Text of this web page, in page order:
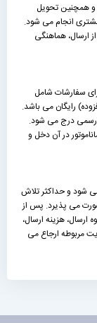
و همچنین تحویل
مشتری انجام می شود.
ارسال، هماهنگی
میلیون تومان و برای سفارشات شامل
ارزش افزوده) رایگان می باشد.
رسمی درج می شود.
در آن دخل و
می شود و حداکثر تلاش
می پذیرد. پس از
هزینه ارسال،
مربوطه ارجاع می